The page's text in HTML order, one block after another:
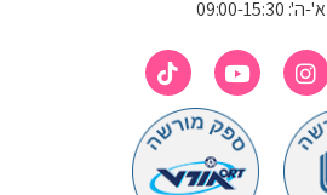
א'-ה': 09:00-15:30